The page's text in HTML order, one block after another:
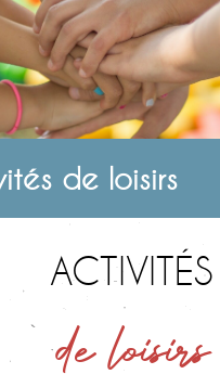
de loisirs
ACTIVITÉS
de loisirs